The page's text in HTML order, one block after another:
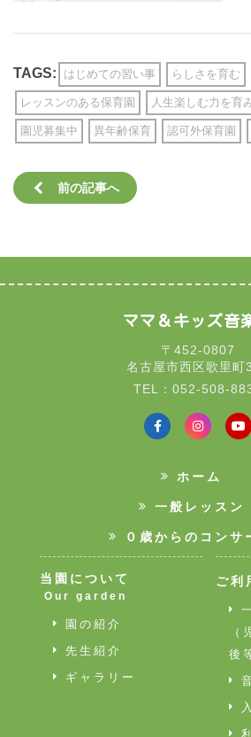
TAGS: はじめての習い事 らしさを育む
レッスンのある保育園 人生楽しむ力を育
園児募集中 異年齢保育 認可外保育園
前の記事へ
ママ＆キッズ音
〒452-0807
名古屋市西区歌里町
TEL：052-508-
ホーム
一般レッスン
０歳からのコンサ
当園について
Our garden
園の紹介
先生紹介
ギャラリー
ご利
（
後